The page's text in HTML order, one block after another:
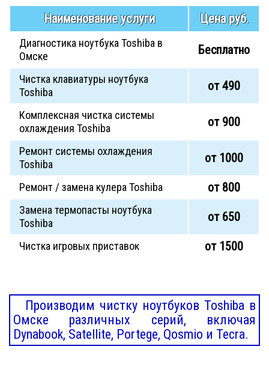
Наименование услуги Цена руб.
Диагностика ноутбука Toshiba в
Омске
Бесплатно
Чистка клавиатуры ноутбука
Toshiba
от 490
Комплексная чистка системы
охлаждения Toshiba
от 900
Ремонт системы охлаждения
Toshiba
от 1000
Ремонт / замена кулера Toshiba от 800
Замена термопасты ноутбука
Toshiba
от 650
Чистка игровых приставок от 1500
Производим чистку ноутбуков Toshiba в
Омске различных серий, включая
Dynabook, Satellite, Portege, Qosmio и Tecra.